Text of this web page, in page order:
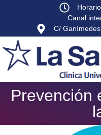
Canal
C/
Prevención